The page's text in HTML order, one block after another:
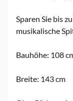
Sparen Sie bis
musikalische
Bauhöhe: 108
Breite: 143 cm